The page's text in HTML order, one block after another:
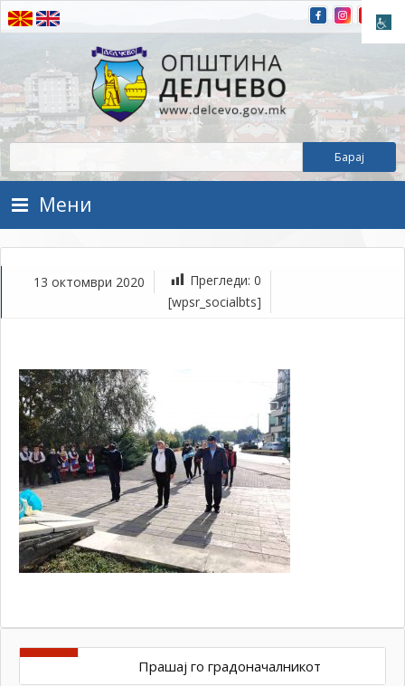
Прескокнете на содржината
Општина Делчево
Општина Делчево
Мени
13 октомври 2020 Прегледи: 0
[wpsr_socialbts]
Прашај го градоначалникот